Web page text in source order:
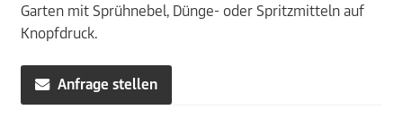
Garten mit Sprühnebel, Dünge- oder Spritzmitteln auf
Knopfdruck.
Anfrage stellen